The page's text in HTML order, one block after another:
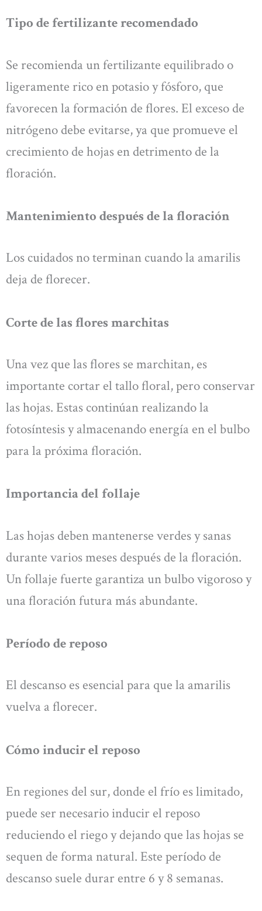
Tipo de fertilizante recomendado
Se recomienda un fertilizante equilibrado o
ligeramente rico en potasio y fósforo, que
favorecen la formación de flores. El exceso de
nitrógeno debe evitarse, ya que promueve el
crecimiento de hojas en detrimento de la
floración.
Mantenimiento después de la floración
Los cuidados no terminan cuando la amarilis
deja de florecer.
Corte de las flores marchitas
Una vez que las flores se marchitan, es
importante cortar el tallo floral, pero conservar
las hojas. Estas continúan realizando la
fotosíntesis y almacenando energía en el bulbo
para la próxima floración.
Importancia del follaje
Las hojas deben mantenerse verdes y sanas
durante varios meses después de la floración.
Un follaje fuerte garantiza un bulbo vigoroso y
una floración futura más abundante.
Período de reposo
El descanso es esencial para que la amarilis
vuelva a florecer.
Cómo inducir el reposo
En regiones del sur, donde el frío es limitado,
puede ser necesario inducir el reposo
reduciendo el riego y dejando que las hojas se
sequen de forma natural. Este período de
descanso suele durar entre 6 y 8 semanas.